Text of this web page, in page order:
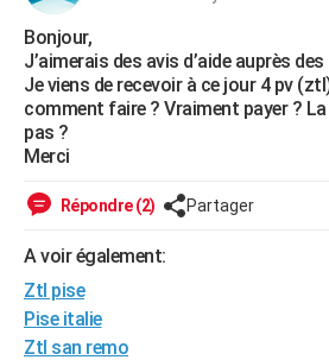
AUTO
Essais
Réserver un essai
Citadines
Berlines
SUV
Forum auto
+HIGH-TECH
Mobiles
Meilleur smartphone
Internet
Ordinateurs
Jeux vidéo
Guide high-tech
+BRICOLAGE
Forum
Aménagement intérieur
Extérieur
Cuisine
Salle de bains
Jardinage
Rangement
WEEK-END
Guides de France
Escapades
Patrimoine
Expositions
Musées
Week-end nature
LIFESTYLE
SANTE
Alimentation
Guide de la santé
Maladies
Médicaments
Sommeil
VOYAGE
Destinations
City break
Voyage nature
Voyage de noces
Forum
Climat
+PHOTO
Bonjour,
J’aimerais des avis d’aide auprès
Je viens de recevoir à ce jour 4 pv
comment faire ? Vraiment payer ?
pas ?
Merci
Répondre (2) Partager
A voir également:
Ztl pise
Pise italie
Ztl san remo